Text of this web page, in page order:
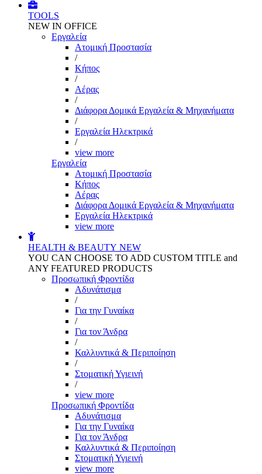
TOOLS
NEW IN OFFICE
Εργαλεία
Aτομική Προστασία
/
Kήπος
/
Αέρας
/
Διάφορα Δομικά Εργαλεία & Μηχανήματα
/
Εργαλεία Ηλεκτρικά
/
view more
Εργαλεία
Aτομική Προστασία
Kήπος
Αέρας
Διάφορα Δομικά Εργαλεία & Μηχανήματα
Εργαλεία Ηλεκτρικά
view more
HEALTH & BEAUTY NEW
YOU CAN CHOOSE TO ADD CUSTOM TITLE and
ANY FEATURED PRODUCTS
Προσωπική Φροντίδα
Αδυνάτισμα
/
Για την Γυναίκα
/
Για τον Άνδρα
/
Καλλυντικά & Περιποίηση
/
Στοματική Υγιεινή
/
view more
Προσωπική Φροντίδα
Αδυνάτισμα
Για την Γυναίκα
Για τον Άνδρα
Καλλυντικά & Περιποίηση
Στοματική Υγιεινή
view more